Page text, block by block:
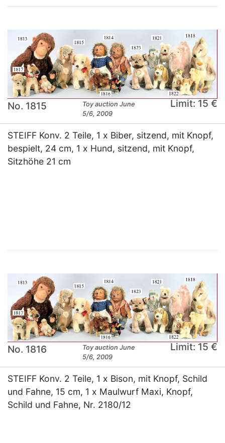
No. 1815
Toy auction June
5/6, 2009
Limit: 15 €
STEIFF Konv. 2 Teile, 1 x Biber, sitzend, mit Knopf,
bespielt, 24 cm, 1 x Hund, sitzend, mit Knopf,
Sitzhöhe 21 cm
No. 1816
Toy auction June
5/6, 2009
Limit: 15 €
STEIFF Konv. 2 Teile, 1 x Bison, mit Knopf, Schild
und Fahne, 15 cm, 1 x Maulwurf Maxi, Knopf,
Schild und Fahne, Nr. 2180/12